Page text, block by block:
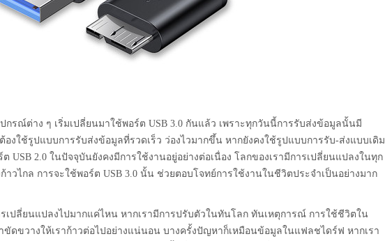
กรณ์ต่าง ๆ เริ่มเปลี่ยนมาใช้พอร์ต USB 3.0 กันแล้ว เพราะทุกวันนี้การรับส่งข้อมูลนั้นมี
งใช้รูปแบบการรับส่งข้อมูลที่รวดเร็ว ว่องไวมากขึ้น หากยังคงใช้รูปแบบการรับ-ส่งแบบเดิม
USB 2.0 ในปัจจุบันยังคงมีการใช้งานอยู่อย่างต่อเนื่อง โลกของเรามีการเปลี่ยนแปลงในทุก
วไกล การจะใช้พอร์ต USB 3.0 นั้น ช่วยตอบโจทย์การใช้งานในชีวิตประจำเป็นอย่างมาก
เปลี่ยนแปลงไปมากแค่ไหน หากเรามีการปรับตัวในทันโลก ทันเหตุการณ์ การใช้ชีวิตใน
ดขวางให้เราก้าวต่อไปอย่างแน่นอน บางครั้งปัญหาก็เหมือนข้อมูลในแฟลชไดร์ฟ หากเรา